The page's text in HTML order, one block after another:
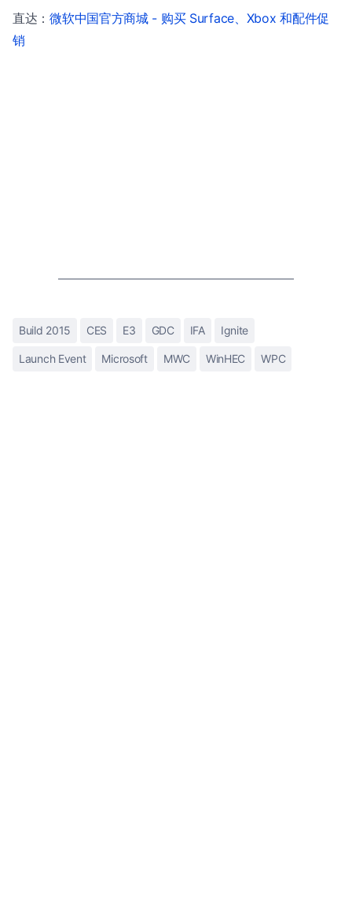
直达：微软中国官方商城 - 购买 Surface、Xbox 和配件促
销
Build 2015 CES E3 GDC IFA Ignite
Launch Event Microsoft MWC WinHEC WPC